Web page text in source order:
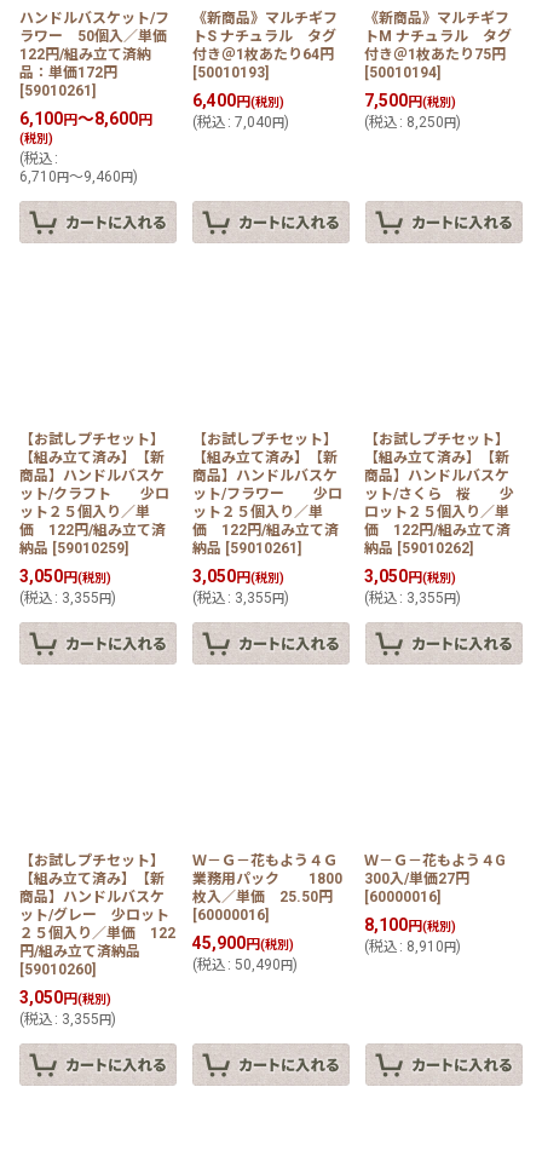
ハンドルバスケット/フ
ラワー 50個入／単価
122円/組み立て済納
品：単価172円
[59010261 ]
6,100円～8,600円
(税別)
(税込 :
6,710 円～9,460 円)
《新商品》マルチギフ
トS ナチュラル タグ
付き＠1枚あたり64円
[50010193]
6,400円(税別)
(税込 : 7,040 円)
《新商品》マルチギフ
トM ナチュラル タグ
付き＠1枚あたり75円
[50010194]
7,500円(税別)
(税込 : 8,250円)
【お試しプチセット】
【組み立て済み】【新
商品】ハンドルバスケ
ット/クラフト 少ロ
ット２５個入り／単
価 122円/組み立て済
納品 [59010259]
3,050円(税別)
(税込 : 3,355 円)
【お試しプチセット】
【組み立て済み】【新
商品】ハンドルバスケ
ット/フラワー 少ロ
ット２５個入り／単
価 122円/組み立て済
納品 [59010261 ]
3,050円(税別)
(税込 : 3,355 円)
【お試しプチセット】
【組み立て済み】【新
商品】ハンドルバスケ
ット/さくら 桜 少
ロット２５個入り／単
価 122円/組み立て済
納品 [59010262]
3,050円(税別)
(税込 : 3,355円)
【お試しプチセット】
【組み立て済み】【新
商品】ハンドルバスケ
ット/グレー 少ロット
２５個入り／単価 122
円/組み立て済納品
[59010260]
3,050円(税別)
(税込 : 3,355 円)
Ｗ－Ｇ－花もよう４Ｇ
業務用パック 1800
枚入／単価 25.50円
[60000016]
45,900円(税別)
(税込 : 50,490 円)
Ｗ－Ｇ－花もよう４G
300入/単価27円
[60000016]
8,100円(税別)
(税込 : 8,910円)